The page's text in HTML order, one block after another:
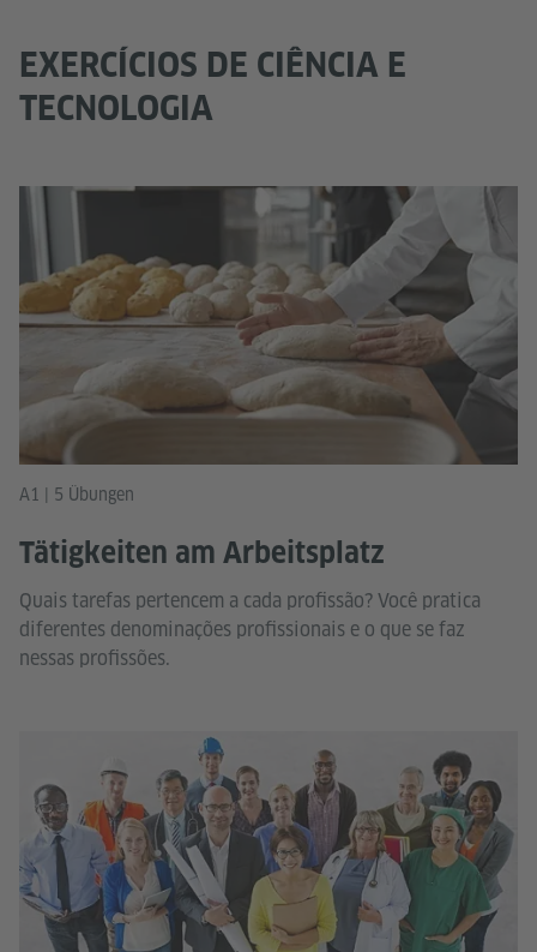
EXERCÍCIOS DE CIÊNCIA E
TECNOLOGIA
A1 | 5 Übungen
Tätigkeiten am Arbeitsplatz
Quais tarefas pertencem a cada profissão? Você pratica
diferentes denominações profissionais e o que se faz
nessas profissões.